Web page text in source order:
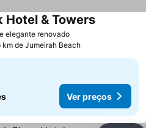
elegante renovado
Hotel & Towers
km de Jumeirah Beach
Ver preços